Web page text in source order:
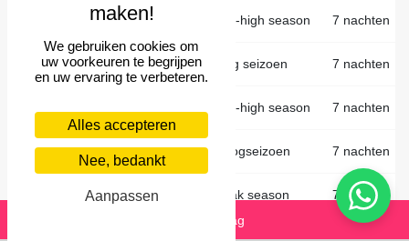
Stuur aanvraag
01/01/2027 09/01/2027 Mid-high season 7 nachten
09/01/2027 24/04/2027 laag seizoen 7 nachten
Mid-high season 7 nachten
05/06/2027 19/06/2027 Hoogseizoen 7 nachten
19/06/2027 28/08/2027 Peak season 7 nachten
We gebruiken cookies om
uw voorkeuren te begrijpen
en uw ervaring te verbeteren.
Alles accepteren
Nee, bedankt
Aanpassen